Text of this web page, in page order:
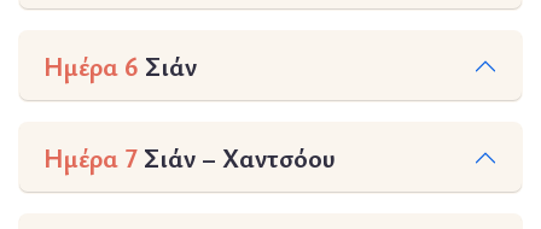
Ημέρα 6 Σιάν
Ημέρα 7 Σιάν – Χαντσόου